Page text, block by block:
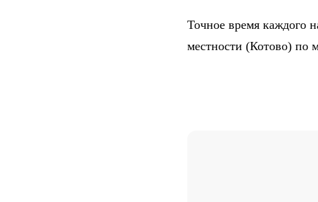
Точное время каждого
местности (Котово) по